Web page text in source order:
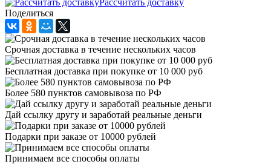
Поделиться
Cрочная доставка в течение нескольких часов
Бесплатная доставка при покупке от 10 000 руб
Более 580 пунктов самовывоза по РФ
Дай ссылку другу и заработай реальные деньги
Подарки при заказе от 10000 рублей
Принимаем все способы оплаты